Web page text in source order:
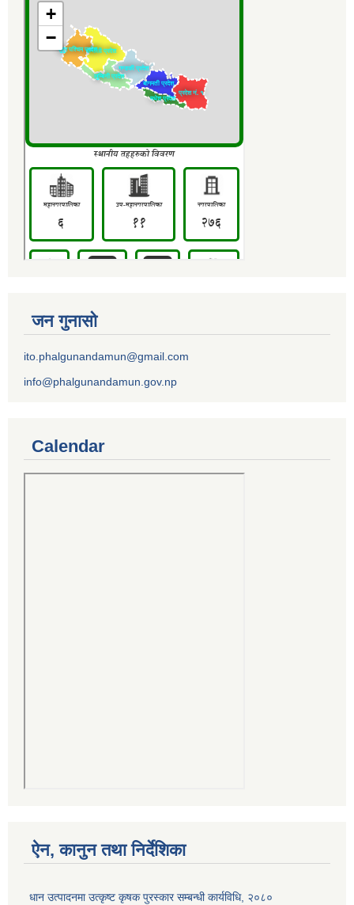
जन गुनासो
ito.phalgunandamun@gmail.com
info@phalgunandamun.gov.np
Calendar
ऐन, कानुन तथा निर्देशिका
धान उत्पादनमा उत्कृष्ट कृषक पुरस्कार सम्बन्धी कार्यविधि, २०८०